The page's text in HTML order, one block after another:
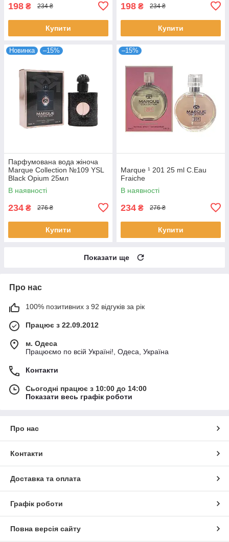
198 ₴ 234 ₴
Купити
198 ₴ 234 ₴
Купити
Новинка –15%
Парфумована вода жіноча
Marque Collection №109 YSL
Black Opium 25мл
В наявності
234 ₴ 276 ₴
Купити
–15%
Marque ¹ 201 25 ml C.Eau
Fraiche
В наявності
234 ₴ 276 ₴
Купити
Показати ще
Про нас
100% позитивних з 92 відгуків за рік
Працює з 22.09.2012
м. Одеса
Працюємо по всій Україні!, Одеса, Україна
Контакти
Сьогодні працює з 10:00 до 14:00
Показати весь графік роботи
Про нас
Контакти
Доставка та оплата
Графік роботи
Повна версія сайту